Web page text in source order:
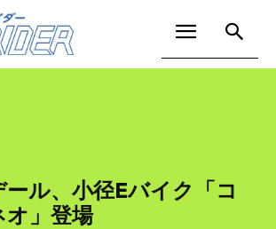
ル、小径Eバイク「コ
」登場